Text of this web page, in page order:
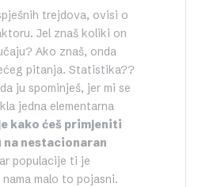
trejdova, ovisi o
Jel znaš koliki on
Ako znaš, onda
pitanja. Statistika??
ju spominješ, jer mi se
jedna elementarna
kako ćeš primjeniti
nestacionaran
populacije ti je
malo to pojasni.